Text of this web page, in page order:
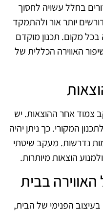
בחלל עשויה לחסוך
יותר אור ולהתמקד
מקום. תכנון מוקדם
האווירה הכללית של
צמוד אחר ההוצאות. יש
המקורי. כך ניתן יהיה
נדרשות. מעקב שיטתי
הוצאות מיותרות.
בבית
הפנימי של הבית,